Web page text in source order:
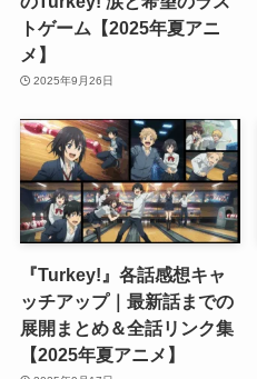
トゲーム【2025年夏アニ
メ】
2025年9月26日
『Turkey!』各話感想キャ
ッチアップ｜最新話までの
展開まとめ＆全話リンク集
【2025年夏アニメ】